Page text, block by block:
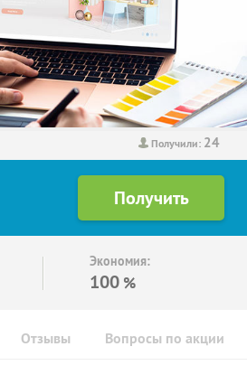
Получили: 24
Экономия:
100 %
Отзывы Вопросы по акции